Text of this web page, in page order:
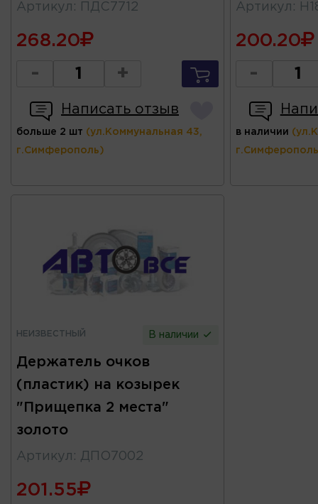
Артикул : ПДС7712
268.20
- +
Написать отзыв
больше 2 шт (ул.Коммунальная 43,
г.Симферополь)
Артикул :
200.20
-
в наличии
НЕИЗВЕСТНЫЙ В наличии
Держатель очков
(пластик) на козырек
"Прищепка 2 места"
золото
Артикул : ДПО7002
201.55